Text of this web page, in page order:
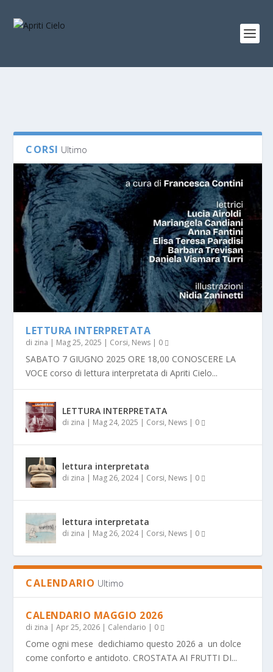
CALENDARIO GIUGNO 2026
LETTURA INTERPRETATA
LETTURA INTERPRETATA
FESTA CHIUSURA ESTIVA EVENTI
CORSI Ultimo
LETTURA INTERPRETATA
di zina | Mag 25, 2025 | Corsi, News | 0
SABATO 7 GIUGNO 2025 ORE 18,00 CONOSCERE LA
VOCE corso di lettura interpretata di Apriti Cielo...
LETTURA INTERPRETATA
di zina | Mag 24, 2025 | Corsi, News | 0
lettura interpretata
di zina | Mag 26, 2024| Corsi, News | 0
lettura interpretata
di zina | Mag 26, 2024| Corsi, News | 0
CALENDARIO Ultimo
CALENDARIO MAGGIO 2026
di zina |Apr 25, 2026 | Calendario | 0
Come ogni mese dedichiamo questo 2026 a un dolce
come conforto e antidoto. CROSTATA AI FRUTTI DI...